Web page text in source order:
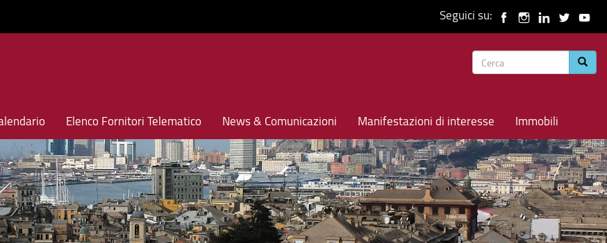
Seguici su:
Form
ricerca
Elenco Fornitori Telematico News & Comunicazioni Manifestazioni di interesse Immobili